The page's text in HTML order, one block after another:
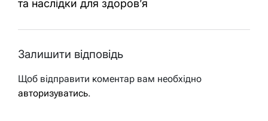
та наслідки для здоров’я
Залишити відповідь
Щоб відправити коментар вам необхідно
авторизуватись.